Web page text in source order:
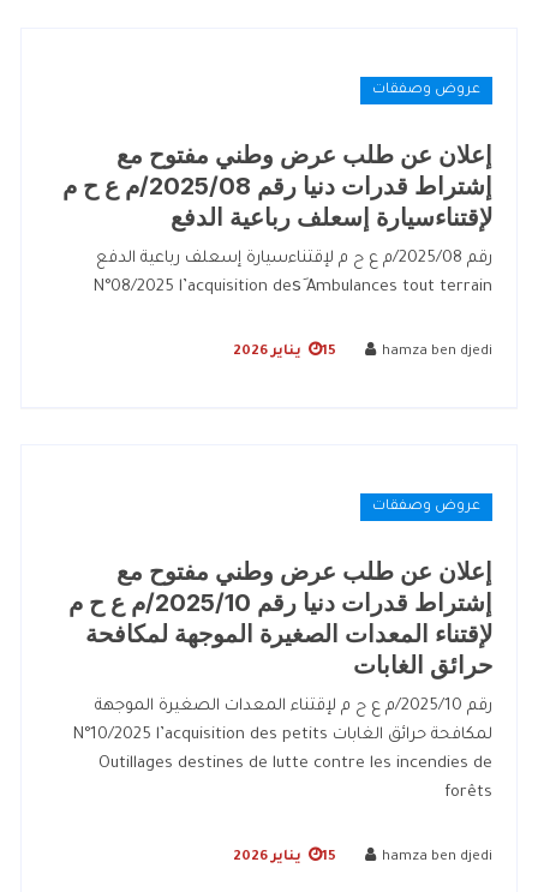
عروض وصفقات
إعلان عن طلب عرض وطني مفتوح مع
إشتراط قدرات دنيا رقم 2025/08/م ع ح م
لإقتناءسيارة إسعلف رباعية الدفع
رقم 2025/08/م ع ح م لإقتناءسيارة إسعلف رباعية الدفع
N°08/2025 l’acquisition desَ Ambulances tout terrain
hamza ben djedi 15 يناير 2026
عروض وصفقات
إعلان عن طلب عرض وطني مفتوح مع
إشتراط قدرات دنيا رقم 2025/10/م ع ح م
لإقتناء المعدات الصغيرة الموجهة لمكافحة
حرائق الغابات
رقم 2025/10/م ع ح م لإقتناء المعدات الصغيرة الموجهة
لمكافحة حرائق الغابات N°10/2025 l’acquisition des petits
Outillages destines de lutte contre les incendies de
forêts
hamza ben djedi 15 يناير 2026